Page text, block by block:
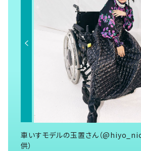
車いすモデルの玉置さん（
供）